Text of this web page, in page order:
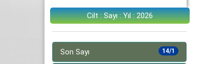
Cilt : Sayı : Yıl : 2026
14/1
Son Sayı